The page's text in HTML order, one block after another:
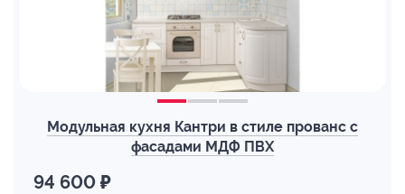
Модульная кухня Кантри в стиле прованс с
фасадами МДФ ПВХ
94 600 ₽